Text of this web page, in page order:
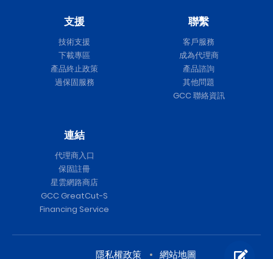
支援
技術支援
下載專區
產品終止政策
過保固服務
聯繫
客戶服務
成為代理商
產品諮詢
其他問題
GCC 聯絡資訊
連結
代理商入口
保固註冊
星雲網路商店
GCC GreatCut-S
Financing Service
隱私權政策 網站地圖